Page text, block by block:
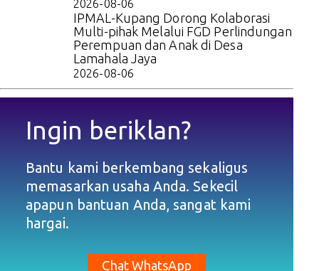
2026-08-06
IPMAL-Kupang Dorong Kolaborasi
Multi-pihak Melalui FGD Perlindungan
Perempuan dan Anak di Desa
Lamahala Jaya
2026-08-06
Ingin beriklan?
Bantu kami berkembang sekaligus
memasarkan usaha Anda. Sekecil
apapun bantuan Anda, sangat kami
hargai.
Chat WhatsApp